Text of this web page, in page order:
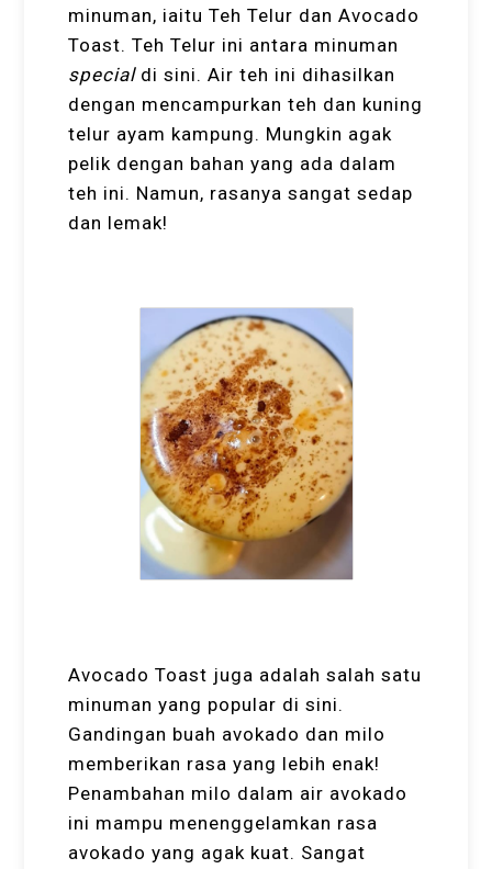
minuman, iaitu Teh Telur dan Avocado
Toast. Teh Telur ini antara minuman
special di sini. Air teh ini dihasilkan
dengan mencampurkan teh dan kuning
telur ayam kampung. Mungkin agak
pelik dengan bahan yang ada dalam
teh ini. Namun, rasanya sangat sedap
dan lemak!
Avocado Toast juga adalah salah satu
minuman yang popular di sini.
Gandingan buah avokado dan milo
memberikan rasa yang lebih enak!
Penambahan milo dalam air avokado
ini mampu menenggelamkan rasa
avokado yang agak kuat. Sangat